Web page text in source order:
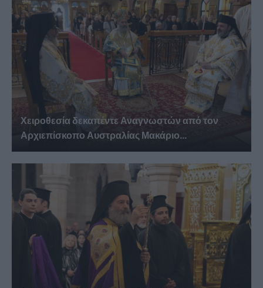
Χειροθεσία δεκαπέντε Αναγνωστών από τον
Αρχιεπίσκοπο Αυστραλίας Μακάριο...